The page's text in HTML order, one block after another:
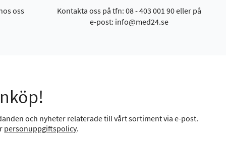
oss
Kontakta oss på tfn: 08 - 403 001 90 eller på
e-post: info@med24.se
och nyheter relaterade till vårt sortiment via e-post.
personuppgiftspolicy.